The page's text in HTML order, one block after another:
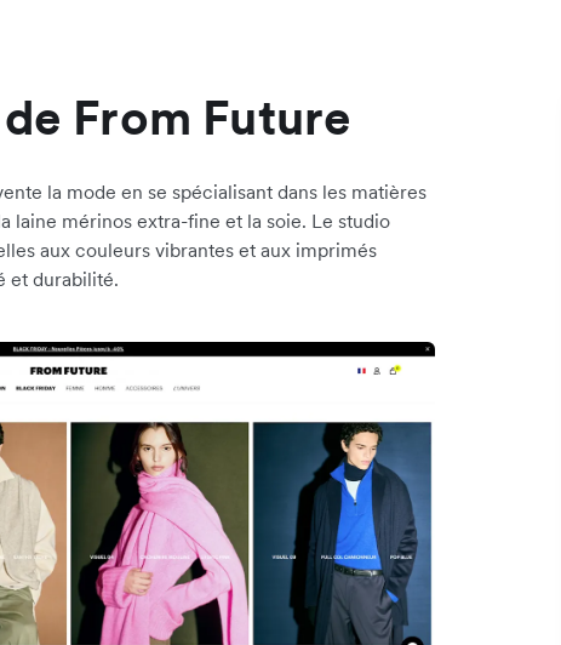
From Future
la mode en se spécialisant dans les matières
laine mérinos extra-fine et la soie. Le studio
aux couleurs vibrantes et aux imprimés
et durabilité.